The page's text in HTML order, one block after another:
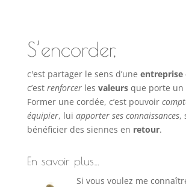
S’encorder,
c'est partager le sens d’une entreprise
c’est renforcerles valeursque porte un
Former une cordée, c’est pouvoir
équipier, lui apporter ses connaissances,
bénéficier des siennes en retour.
En savoir plus…
Si vous voulez me